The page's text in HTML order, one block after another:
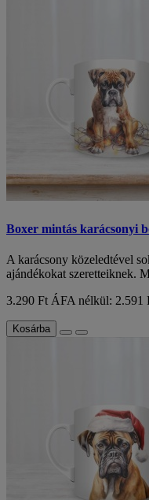
Boxer mintás karácsonyi
A karácsony közeledtével
ajándékokat szeretteiknek.
3.290 Ft ÁFA nélkül: 2.591
Kosárba